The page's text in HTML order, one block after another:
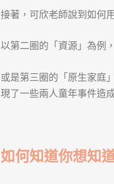
接著，可欣老師說到如何
以第二圈的「資源」為例
或是第三圈的「原生家庭
現了一些兩人童年事件造
如何知道你想知